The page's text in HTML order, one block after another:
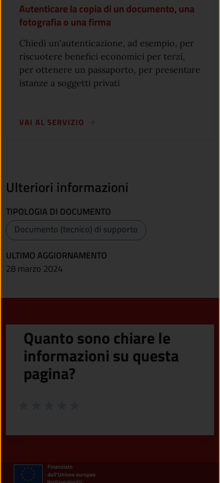
Autenticare la copia di un documento, una
fotografia o una firma
Chiedi un'autenticazione, ad esempio, per
riscuotere benefici economici per terzi,
per ottenere un passaporto, per presentare
istanze a soggetti privati
VAI AL SERVIZIO
Ulteriori informazioni
TIPOLOGIA DI DOCUMENTO
Documento (tecnico) di supporto
ULTIMO AGGIORNAMENTO
28 marzo 2024
Quanto sono chiare le
informazioni su questa
pagina?